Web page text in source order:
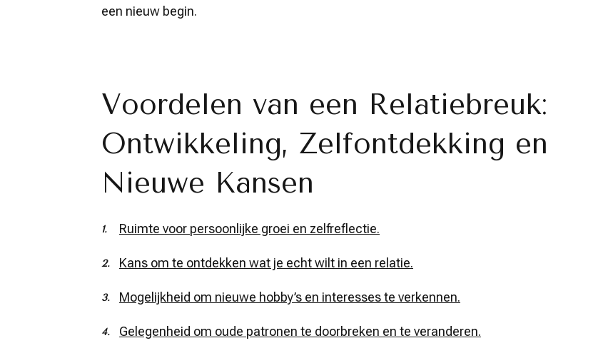
een nieuw begin.
Voordelen van een Relatiebreuk:
Ontwikkeling, Zelfontdekking en
Nieuwe Kansen
Ruimte voor persoonlijke groei en zelfreflectie.
Kans om te ontdekken wat je echt wilt in een relatie.
Mogelijkheid om nieuwe hobby’s en interesses te verkennen.
Gelegenheid om oude patronen te doorbreken en te veranderen.